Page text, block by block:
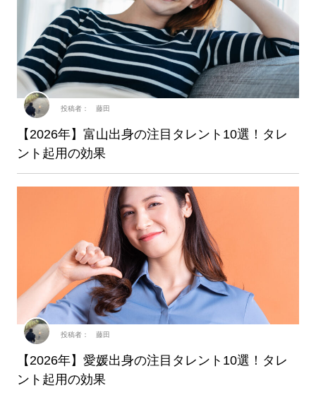
【2026年】富山出身の注目タレント10選！タレ
ント起用の効果
投稿者： 藤田
【2026年】愛媛出身の注目タレント10選！タレ
ント起用の効果
投稿者： 藤田